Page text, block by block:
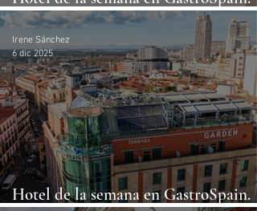
2025/50: Hotel Areca
Hotel de la semana en GastroSpain.
Irene Sánchez
6 dic 2025